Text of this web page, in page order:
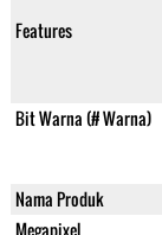
Features
Bit Warna (# Warna)
Nama Produk
Megapixel